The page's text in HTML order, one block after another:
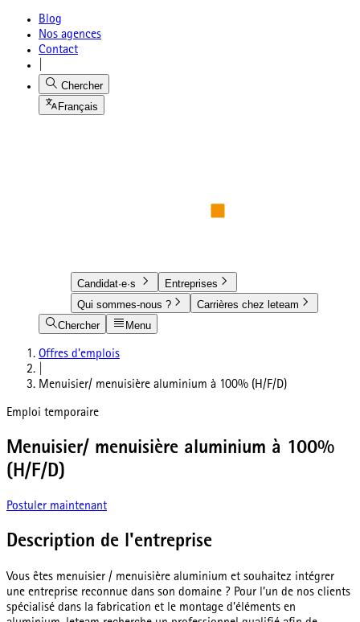
Blog
Nos agences
Contact
Chercher
Français
Candidat·e·s
Entreprises
Qui sommes-nous ?
Carrières chez leteam
Chercher
Menu
Offres d'emplois
Menuisier/ menuisière aluminium à 100% (H/F/D)
Emploi temporaire
Menuisier/ menuisière aluminium à 100%
(H/F/D)
Postuler maintenant
Description de l'entreprise
Vous êtes menuisier / menuisière aluminium et souhaitez intégrer
une entreprise reconnue dans son domaine ? Pour l’un de nos clients
spécialisé dans la fabrication et le montage d’éléments en